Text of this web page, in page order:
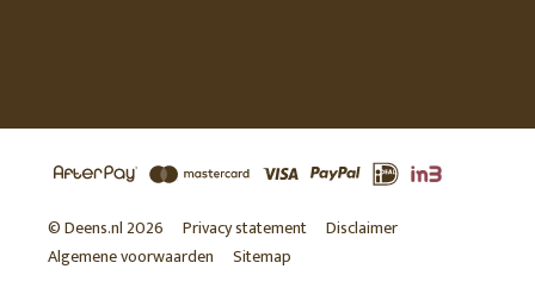
© Deens.nl 2026 Privacy statement
Disclaimer
Algemene voorwaarden
Sitemap